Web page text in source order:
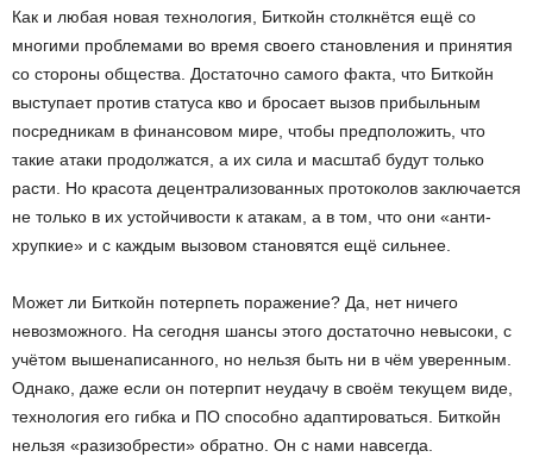
Как и любая новая технология, Биткойн столкнётся ещё со
многими проблемами во время своего становления и принятия
со стороны общества. Достаточно самого факта, что Биткойн
выступает против статуса кво и бросает вызов прибыльным
посредникам в финансовом мире, чтобы предположить, что
такие атаки продолжатся, а их сила и масштаб будут только
расти. Но красота децентрализованных протоколов заключается
не только в их устойчивости к атакам, а в том, что они «анти-
хрупкие» и с каждым вызовом становятся ещё сильнее.
Может ли Биткойн потерпеть поражение? Да, нет ничего
невозможного. На сегодня шансы этого достаточно невысоки, с
учётом вышенаписанного, но нельзя быть ни в чём уверенным.
Однако, даже если он потерпит неудачу в своём текущем виде,
технология его гибка и ПО способно адаптироваться. Биткойн
нельзя «разизобрести» обратно. Он с нами навсегда.